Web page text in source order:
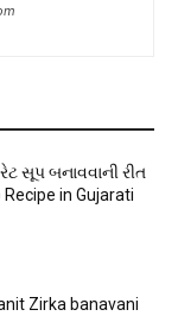
સૂપ બનાવવાની રીત
in Gujarati
Zirka banavani